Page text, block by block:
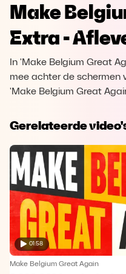
Microsoft
Opera
Make
Extra -
In 'Make Belgium Great
mee achter de schermen
'Make Belgium Great
Gerelateerde
01:58
Make Belgium Great Again